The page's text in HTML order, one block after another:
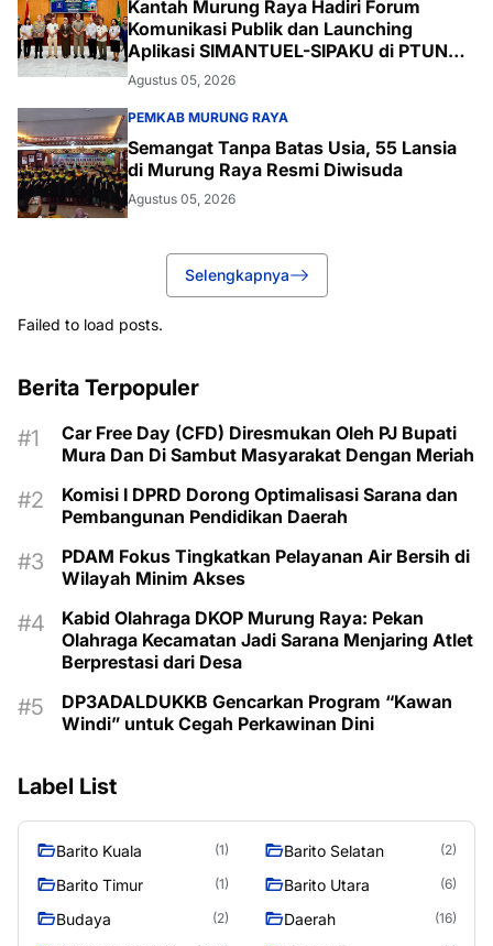
Kantah Murung Raya Hadiri Forum
Komunikasi Publik dan Launching
Aplikasi SIMANTUEL-SIPAKU di PTUN
Palangka Raya
Agustus 05, 2026
PEMKAB MURUNG RAYA
Semangat Tanpa Batas Usia, 55 Lansia
di Murung Raya Resmi Diwisuda
Agustus 05, 2026
Selengkapnya
Failed to load posts.
Berita Terpopuler
Car Free Day (CFD) Diresmukan Oleh PJ Bupati
Mura Dan Di Sambut Masyarakat Dengan Meriah
Komisi I DPRD Dorong Optimalisasi Sarana dan
Pembangunan Pendidikan Daerah
PDAM Fokus Tingkatkan Pelayanan Air Bersih di
Wilayah Minim Akses
Kabid Olahraga DKOP Murung Raya: Pekan
Olahraga Kecamatan Jadi Sarana Menjaring Atlet
Berprestasi dari Desa
DP3ADALDUKKB Gencarkan Program “Kawan
Windi” untuk Cegah Perkawinan Dini
Label List
Barito Kuala (1) Barito Selatan (2)
Barito Timur (1) Barito Utara (6)
Budaya (2) Daerah (16)